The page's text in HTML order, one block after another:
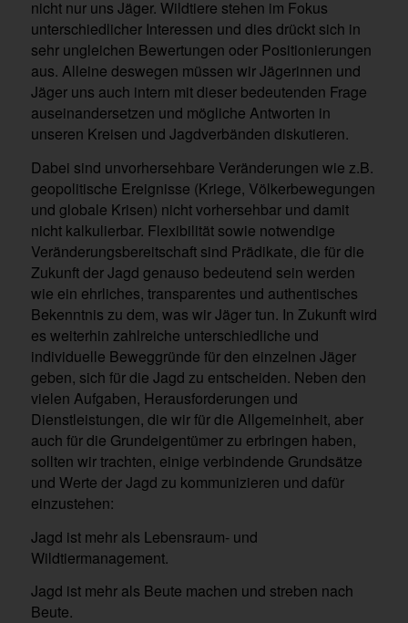
nicht nur uns Jäger. Wildtiere stehen im Fokus
unterschiedlicher Interessen und dies drückt sich in
sehr ungleichen Bewertungen oder Positionierungen
aus. Alleine deswegen müssen wir Jägerinnen und
Jäger uns auch intern mit dieser bedeutenden Frage
auseinandersetzen und mögliche Antworten in
unseren Kreisen und Jagdverbänden diskutieren.
Dabei sind unvorhersehbare Veränderungen wie z.B.
geopolitische Ereignisse (Kriege, Völkerbewegungen
und globale Krisen) nicht vorhersehbar und damit
nicht kalkulierbar. Flexibilität sowie notwendige
Veränderungsbereitschaft sind Prädikate, die für die
Zukunft der Jagd genauso bedeutend sein werden
wie ein ehrliches, transparentes und authentisches
Bekenntnis zu dem, was wir Jäger tun. In Zukunft wird
es weiterhin zahlreiche unterschiedliche und
individuelle Beweggründe für den einzelnen Jäger
geben, sich für die Jagd zu entscheiden. Neben den
vielen Aufgaben, Herausforderungen und
Dienstleistungen, die wir für die Allgemeinheit, aber
auch für die Grundeigentümer zu erbringen haben,
sollten wir trachten, einige verbindende Grundsätze
und Werte der Jagd zu kommunizieren und dafür
einzustehen:
Jagd ist mehr als Lebensraum- und
Wildtiermanagement.
Jagd ist mehr als Beute machen und streben nach
Beute.